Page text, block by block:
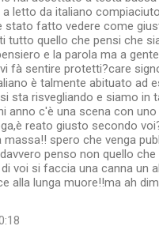
letto da italiano
stato fatto vedere come
tutto quello che pensi che
e la parola ma a
fà sentire protetti?care
è talmente abituato
sta risvegliando e siamo in
anno c'è una scena con
reato giusto secondo
spero che venga
penso non quello
voi si faccia una canna un
alla lunga muore!!ma ah